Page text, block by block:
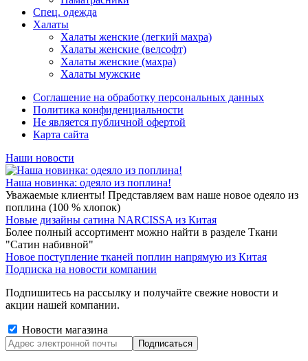
Спец. одежда
Халаты
Халаты женские (легкий махра)
Халаты женские (велсофт)
Халаты женские (махра)
Халаты мужские
Соглашение на обработку персональных данных
Политика конфиденциальности
Не является публичной офертой
Карта сайта
Наши новости
Наша новинка: одеяло из поплина!
Уважаемые клиенты! Представляем вам наше новое одеяло из
поплина (100 % хлопок)
Новые дизайны сатина NARCISSA из Китая
Более полный ассортимент можно найти в разделе Ткани
"Сатин набивной"
Новое поступление тканей поплин напрямую из Китая
Подписка на новости компании
Подпишитесь на рассылку и получайте свежие новости и
акции нашей компании.
Новости магазина